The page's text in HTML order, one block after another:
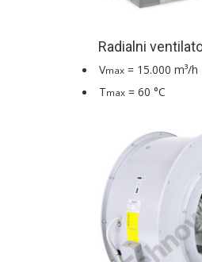
Radialni
Vmax = 15.000 m³/h
Tmax = 60 °C